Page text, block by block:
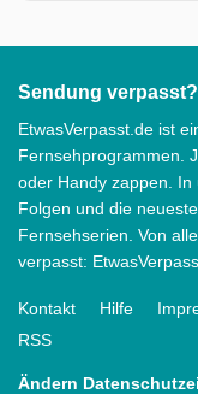
Sendung verpasst?
EtwasVerpasst.de ist
Fernsehprogrammen.
oder Handy zappen.
Folgen und die
Fernsehserien. Von
verpasst:
Kontakt Hilfe
RSS
Ändern